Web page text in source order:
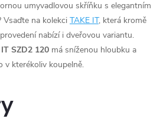
umyvadlovou skříňku s elegantním
Vsaďte na kolekci TAKE IT, která kromě
nabízí i dveřovou variantu.
SZD2 120 má sníženou hloubku a
kterékoliv koupelně.